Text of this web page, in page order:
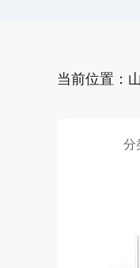
当前位置：
分